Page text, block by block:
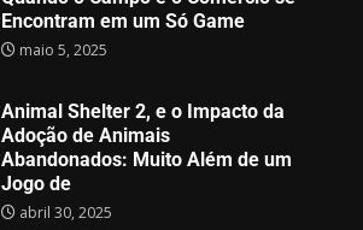
maio 5, 2025
Abandonados: Muito Além de um
Jogo de
abril 30, 2025